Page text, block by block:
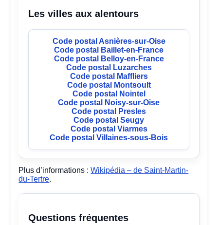
Les villes aux alentours
Code postal Asnières-sur-Oise
Code postal Baillet-en-France
Code postal Belloy-en-France
Code postal Luzarches
Code postal Maffliers
Code postal Montsoult
Code postal Nointel
Code postal Noisy-sur-Oise
Code postal Presles
Code postal Seugy
Code postal Viarmes
Code postal Villaines-sous-Bois
Plus d’informations :Wikipédia – de Saint-Martin-
du-Tertre.
Questions fréquentes